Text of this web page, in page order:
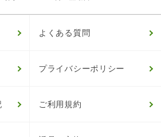
よくある質問
プライバシーポリシー
ご利用規約